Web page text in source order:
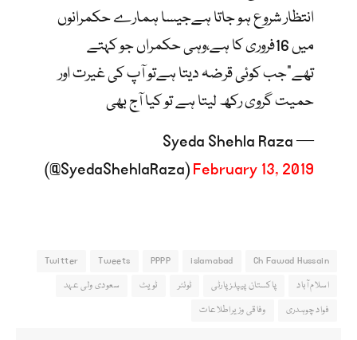
انتظار شروع ہو جاتا ہےجیسا ہمارے حکمرانوں
میں 16فروری کا ہے،وہی حکمراں جو کہتے
تھے”جب کوئی قرضہ دیتا ہےتو آپ کی غیرت اور
حمیت گروی رکھ لیتا ہے تو کیا آج بھی
— Syeda Shehla Raza
(@SyedaShehlaRaza)February 13, 2019
Ch Fawad Hussain
islamabad
PPPP
Tweets
Twitter
اسلام آباد
پاکستان پیپلزپارٹی ٹوئٹر ٹویٹ
سعودی ولی عہد
فواد چوہدری
وفاقی وزیراطلاعات